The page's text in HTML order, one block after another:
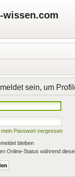
sein, um
mein Passwort vergessen
bleiben
Online-Status während